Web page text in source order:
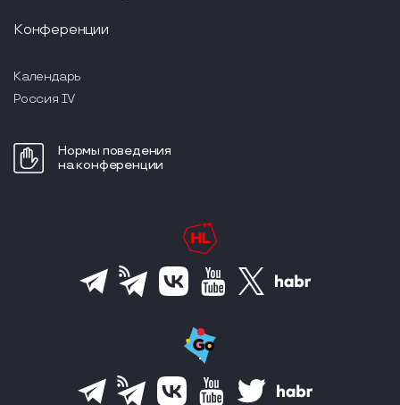
Конференции
Календарь
Россия IV
Нормы поведения
на конференции